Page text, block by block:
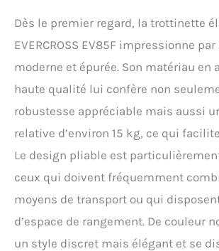
selon vos
données ci-
peuvent varier
conduite, du
l'utilisateur, du
AFFICHAGE
avec l’affichage
PRO», vous
votre vitesse,
distance et votre
autonomie de
en temps réel
Dès le premier regard, la trottinette
EVERCROSS EV85F impressionne
moderne et épurée. Son matériau en
haute qualité lui confère non
robustesse appréciable mais aussi
relative d’environ 15 kg, ce qui
Le design pliable est
ceux qui doivent fréquemment
moyens de transport ou qui
d’espace de rangement. De couleur
un style discret mais élégant et se